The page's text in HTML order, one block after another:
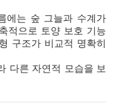
에는 숲 그늘과 수계가
적으로 토양 보호 기능
구조가 비교적 명확히
다른 자연적 모습을 보